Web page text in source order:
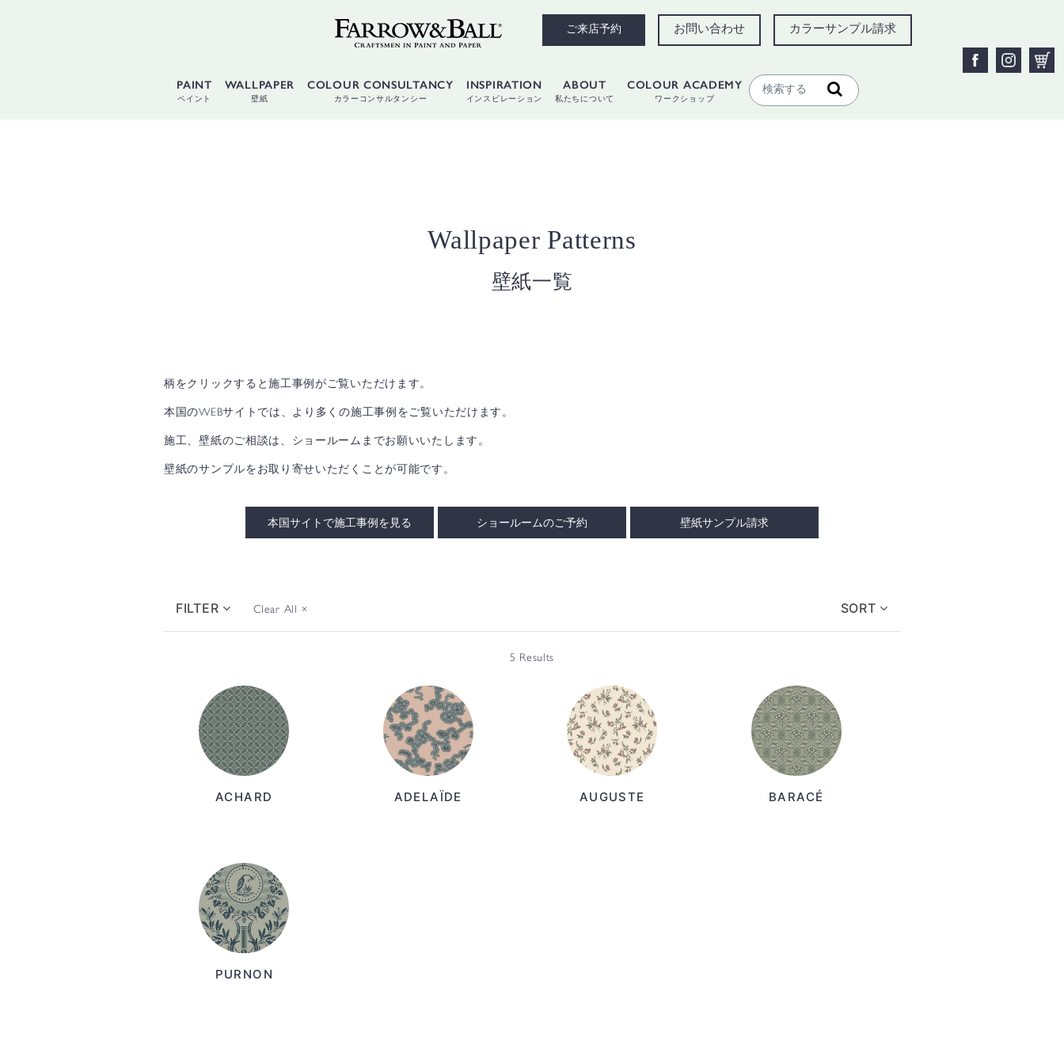
ご来店予約 お問い合わせ カラーサンプル請求
PAINT
ペイント
WALLPAPER
壁紙
COLOUR CONSULTANCY
カラーコンサルタンシー
INSPIRATION
インスピレーション
ABOUT
私たちについて
COLOUR ACADEMY
ワークショップ
Wallpaper Patterns
壁紙一覧
柄をクリックすると施工事例がご覧いただけます。
本国のWEBサイトでは、より多くの施工事例をご覧いただけます。
施工、壁紙のご相談は、ショールームまでお願いいたします。
壁紙のサンプルをお取り寄せいただくことが可能です。
本国サイトで施工事例を見る ショールームのご予約 壁紙サンプル請求
FILTER Clear All × SORT
5 Results
ACHARD ADELAÏDE AUGUSTE BARACÉ
PURNON